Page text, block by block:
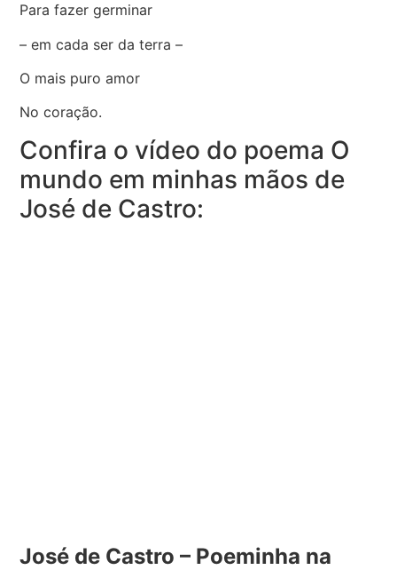
Para fazer germinar
– em cada ser da terra –
O mais puro amor
No coração.
Confira o vídeo do poema O
mundo em minhas mãos de
José de Castro:
José de Castro – Poeminha na